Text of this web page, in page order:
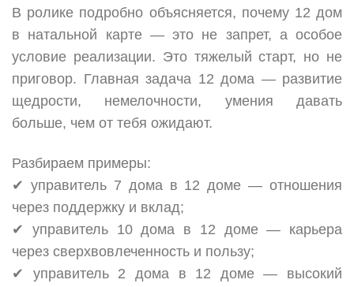
В ролике подробно объясняется, почему 12 дом
в натальной карте — это не запрет, а особое
условие реализации. Это тяжелый старт, но не
приговор. Главная задача 12 дома — развитие
щедрости, немелочности, умения давать
больше, чем от тебя ожидают.
Разбираем примеры:
✔ управитель 7 дома в 12 доме — отношения
через поддержку и вклад;
✔ управитель 10 дома в 12 доме — карьера
через сверхвовлеченность и пользу;
✔ управитель 2 дома в 12 доме — высокий